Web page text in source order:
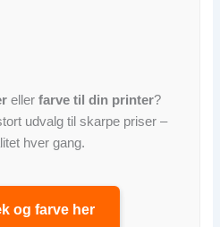
ellerfarve til din printer?
udvalg til skarpe priser –
hver gang.
og farve her